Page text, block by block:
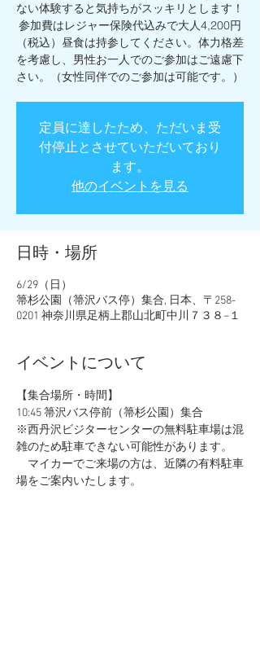
ない体験すると気持ちがスッキリとします！
参加費はレジャー保険代込みで大人4,200円
（税込）昼食は持参してください。体力格差
を考慮し、男性お一人でのご参加はご遠慮下
さい。（女性同伴でのご参加は可能です。）
定員に達したため、ただいま受
付停止とさせていただいており
ます。
他のイベントを見る
日時・場所
6/29（日）
箒杉公園（箒沢バス停）集合, 日本、〒258-
0201 神奈川県足柄上郡山北町中川７３８−１
イベントについて
【集合場所・時間】
10:45 箒沢バス停前（箒杉公園）集合
※西丹沢ビジターセンターの無料駐車場は混
雑のため駐車できない可能性があります。
マイカーでご来場の方は、近隣の有料駐車
場をご案内いたします。